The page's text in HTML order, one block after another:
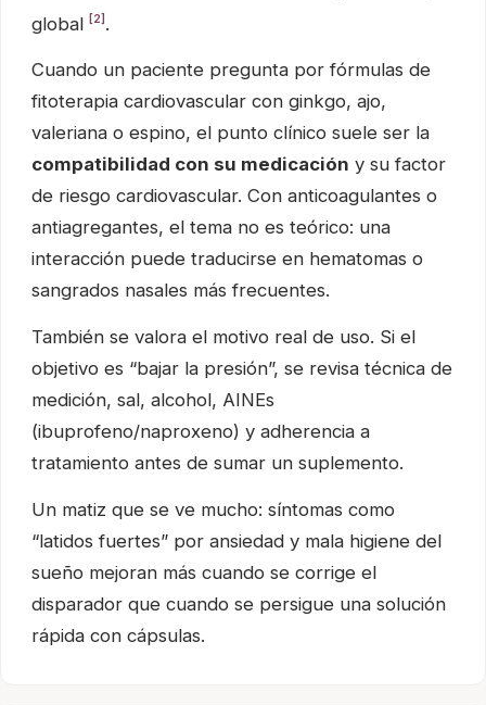
global [2] .
Cuando un paciente pregunta por fórmulas de
fitoterapia cardiovascular con ginkgo, ajo,
valeriana o espino, el punto clínico suele ser la
compatibilidad con su medicación y su factor
de riesgo cardiovascular. Con anticoagulantes o
antiagregantes, el tema no es teórico: una
interacción puede traducirse en hematomas o
sangrados nasales más frecuentes.
También se valora el motivo real de uso. Si el
objetivo es “bajar la presión”, se revisa técnica de
medición, sal, alcohol, AINEs
(ibuprofeno/naproxeno) y adherencia a
tratamiento antes de sumar un suplemento.
Un matiz que se ve mucho: síntomas como
“latidos fuertes” por ansiedad y mala higiene del
sueño mejoran más cuando se corrige el
disparador que cuando se persigue una solución
rápida con cápsulas.